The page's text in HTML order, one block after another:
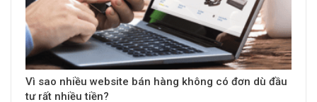
Vì sao nhiều website bán hàng không có đơn dù đầu
tư rất nhiều tiền?